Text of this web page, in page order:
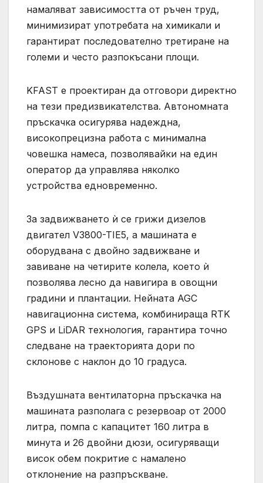
намаляват зависимостта от ръчен труд,
минимизират употребата на химикали и
гарантират последователно третиране на
големи и често разпокъсани площи.
KFAST е проектиран да отговори директно
на тези предизвикателства. Автономната
пръскачка осигурява надеждна,
високопрецизна работа с минимална
човешка намеса, позволявайки на един
оператор да управлява няколко
устройства едновременно.
За задвижването ѝ се грижи дизелов
двигател V3800-TIE5, а машината е
оборудвана с двойно задвижване и
завиване на четирите колела, което ѝ
позволява лесно да навигира в овощни
градини и плантации. Нейната AGC
навигационна система, комбинираща RTK
GPS и LiDAR технология, гарантира точно
следване на траекторията дори по
склонове с наклон до 10 градуса.
Въздушната вентилаторна пръскачка на
машината разполага с резервоар от 2000
литра, помпа с капацитет 160 литра в
минута и 26 двойни дюзи, осигуряващи
висок обем покритие с намалено
отклонение на разпръскване.